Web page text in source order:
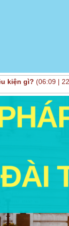
kiện gì? (06:09 |